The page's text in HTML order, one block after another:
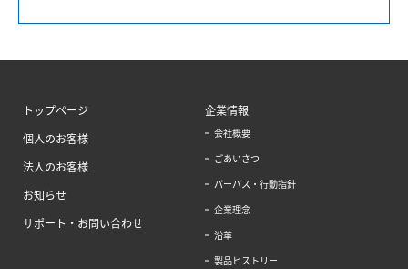
トップページ
個人のお客様
法人のお客様
お知らせ
サポート・お問い合わせ
企業情報
会社概要
ごあいさつ
パーパス・行動指針
企業理念
沿革
製品ヒストリー